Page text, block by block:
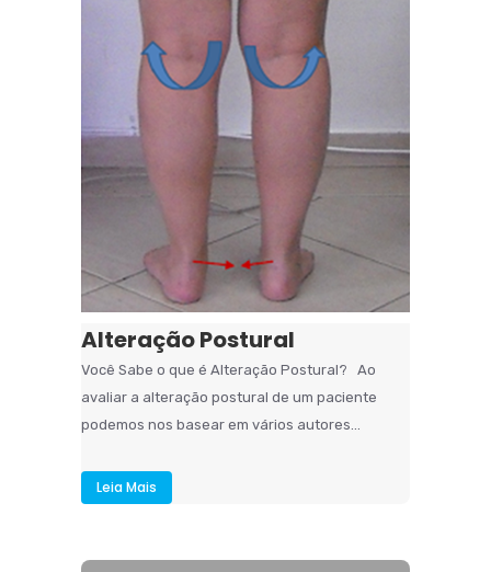
Alteração Postural
Você Sabe o que é Alteração Postural? Ao
avaliar a alteração postural de um paciente
podemos nos basear em vários autores...
Leia Mais